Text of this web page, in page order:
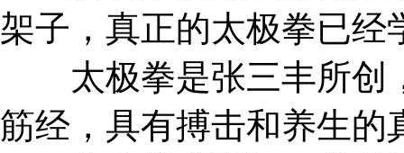
架子，真正的太极拳已经
太极拳是张三丰所创
筋经，具有搏击和养生的